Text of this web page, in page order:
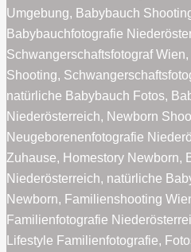
Umgebung, Babybauch
Babybauchfotografie
Schwangerschaftsfotograf
Shooting,
natürliche Babybauch Fotos,
Niederösterreich, Newborn
Neugeborenenfotografie
Zuhause, Homestory Newborn,
Niederösterreich, natürliche
Newborn, Familienshooting
Familienfotografie
Lifestyle Familienfotografie,